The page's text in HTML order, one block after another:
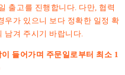
출고를 진행합니다. 다만, 협력
우가 있으니 보다 정확한 일정 확
남겨 주시기 바랍니다.
들어가며 주문일로부터 최소 1